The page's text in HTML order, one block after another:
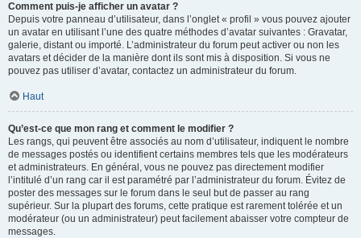
Comment puis-je afficher un avatar ?
Depuis votre panneau d’utilisateur, dans l’onglet « profil » vous pouvez ajouter
un avatar en utilisant l’une des quatre méthodes d’avatar suivantes : Gravatar,
galerie, distant ou importé. L’administrateur du forum peut activer ou non les
avatars et décider de la manière dont ils sont mis à disposition. Si vous ne
pouvez pas utiliser d’avatar, contactez un administrateur du forum.
Haut
Qu’est-ce que mon rang et comment le modifier ?
Les rangs, qui peuvent être associés au nom d’utilisateur, indiquent le nombre
de messages postés ou identifient certains membres tels que les modérateurs
et administrateurs. En général, vous ne pouvez pas directement modifier
l’intitulé d’un rang car il est paramétré par l’administrateur du forum. Évitez de
poster des messages sur le forum dans le seul but de passer au rang
supérieur. Sur la plupart des forums, cette pratique est rarement tolérée et un
modérateur (ou un administrateur) peut facilement abaisser votre compteur de
messages.